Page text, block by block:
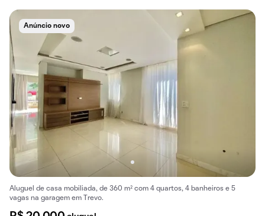
Anúncio novo
Aluguel de casa mobiliada, de 360 m² com 4 quartos, 4 banheiros e 5
vagas na garagem em Trevo.